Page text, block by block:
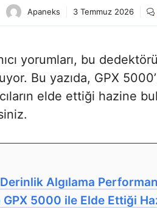
Apaneks 3 Temmuz 2026
yorumları​, bu
Bu yazıda, GPX
elde ettiği hazine
Algılama
GPX 5000 ile Elde Ettiği